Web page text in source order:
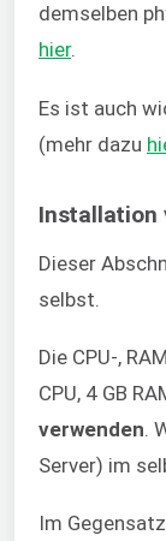
demselben
hier.
Es ist auch
(mehr dazu
Installation
Dieser
selbst.
Die CPU-,
CPU, 4 GB
verwenden .
Server) im
Im